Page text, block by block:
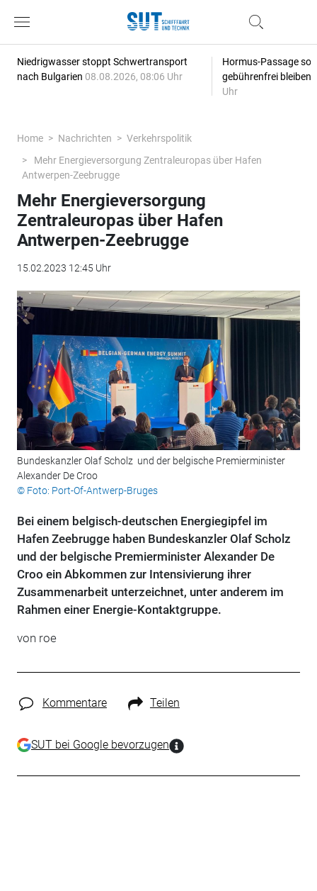
Niedrigwasser stoppt Schwertransport
nach Bulgarien 08.08.2026, 08:06 Uhr
Hormus-Passage
gebührenfrei bleiben
Uhr
Home Nachrichten
Verkehrspolitik
Mehr Energieversorgung Zentraleuropas über Hafen
Antwerpen-Zeebrugge
Mehr Energieversorgung
Zentraleuropas über Hafen
Antwerpen-Zeebrugge
15.02.2023 12:45 Uhr
Bundeskanzler Olaf Scholz ​ und der belgische Premierminister
Alexander De Croo
© Foto: Port-Of-Antwerp-Bruges
Bei einem belgisch-deutschen Energiegipfel im
Hafen Zeebrugge haben Bundeskanzler Olaf Scholz
und der belgische Premierminister Alexander De
Croo ein Abkommen zur Intensivierung ihrer
Zusammenarbeit unterzeichnet, unter anderem im
Rahmen einer Energie-Kontaktgruppe.
von roe
Kommentare Teilen
SUT bei Google bevorzugen